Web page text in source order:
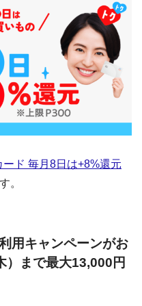
ード 毎月8日は+8%還元
。
用キャンペーンがお
）まで最大13,000円